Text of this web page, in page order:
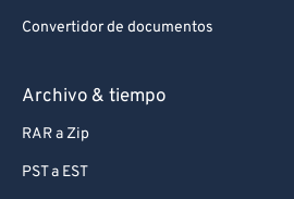
Convertidor de documentos
Archivo & tiempo
RAR a Zip
PST a EST